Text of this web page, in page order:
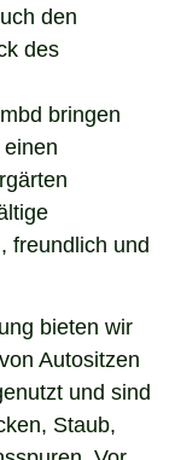
den
des
bringen
freundlich und
bieten wir
Autositzen
und sind
Staub,